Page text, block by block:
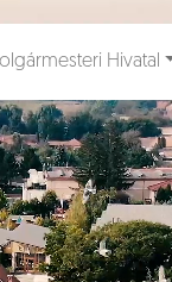
Hivatal